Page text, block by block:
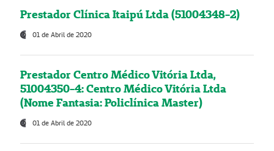
Prestador Clínica Itaipú Ltda (51004348-2)
01 de Abril de 2020
Prestador Centro Médico Vitória Ltda,
51004350-4: Centro Médico Vitória Ltda
(Nome Fantasia: Policlínica Master)
01 de Abril de 2020